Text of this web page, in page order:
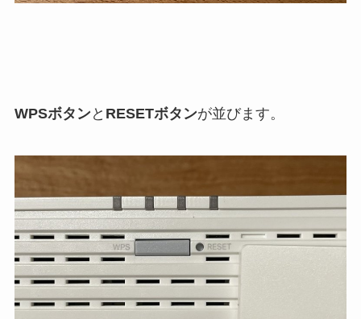
WPSボタンと RESETボタンが並びます。